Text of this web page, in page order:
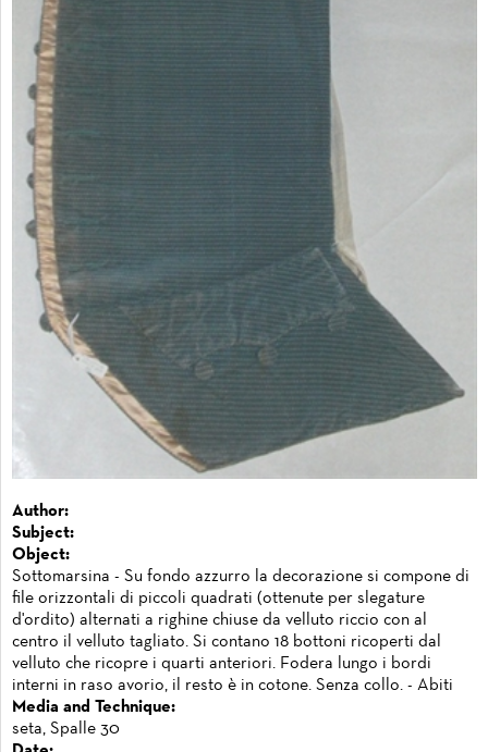
Author:
Subject:
Object:
Sottomarsina - Su fondo azzurro la decorazione si compone di
file orizzontali di piccoli quadrati (ottenute per slegature
d'ordito) alternati a righine chiuse da velluto riccio con al
centro il velluto tagliato. Si contano 18 bottoni ricoperti dal
velluto che ricopre i quarti anteriori. Fodera lungo i bordi
interni in raso avorio, il resto è in cotone. Senza collo. - Abiti
Media and Technique:
seta, Spalle 30